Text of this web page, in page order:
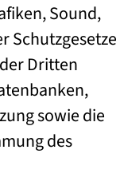
Sound,
Dritten
sowie die
des